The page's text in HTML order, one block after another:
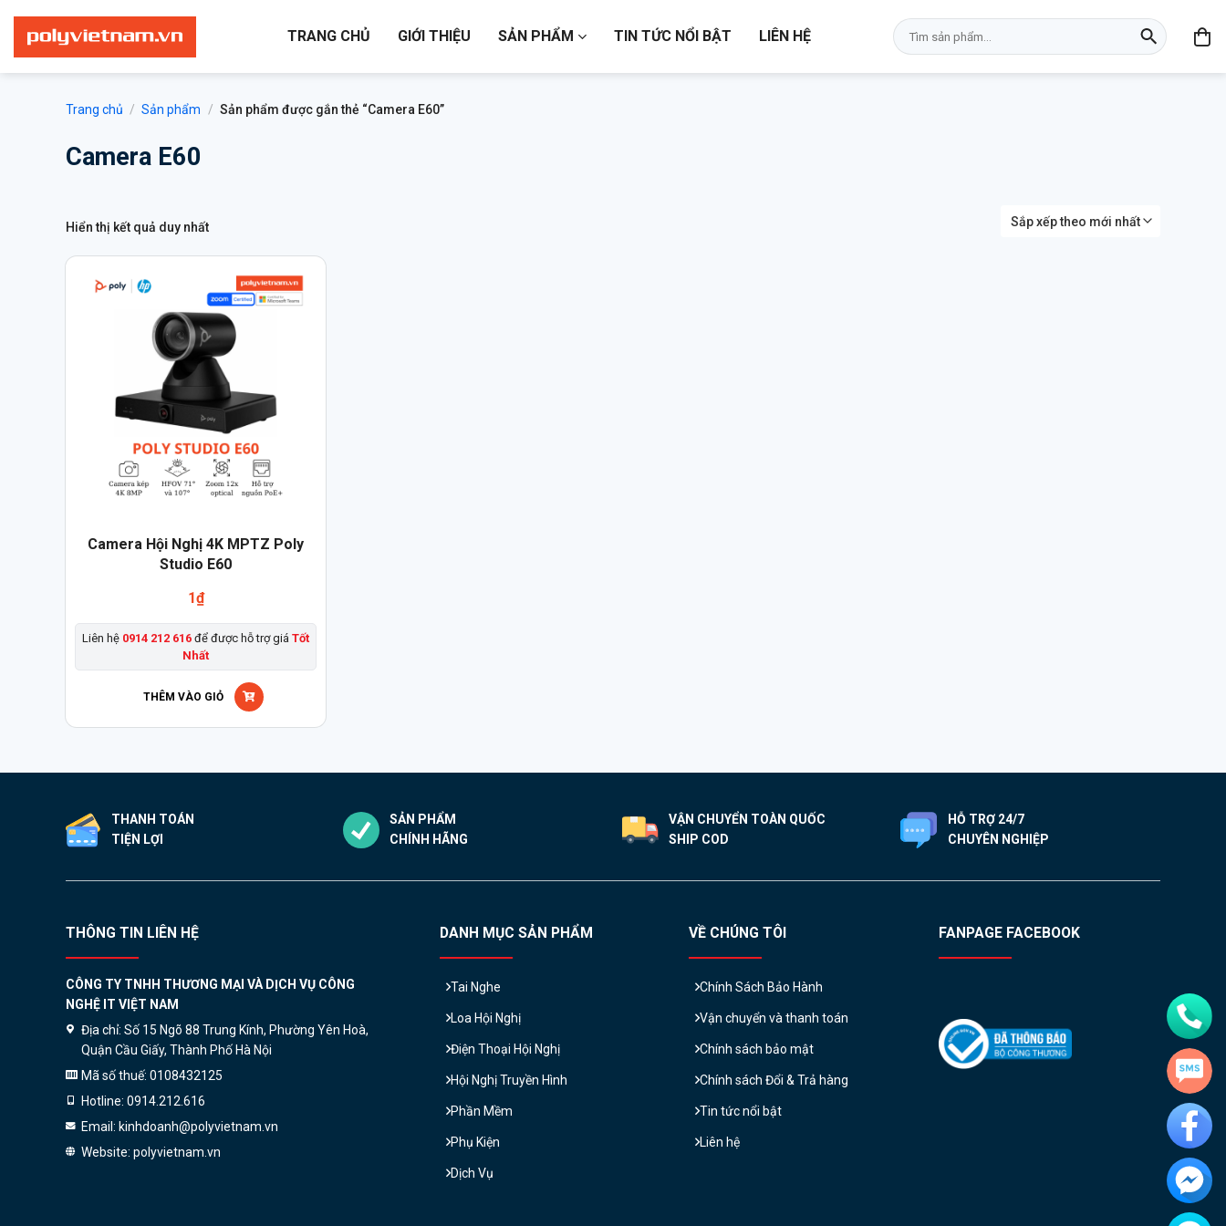
nội
dung
TRANG CHỦ GIỚI THIỆU SẢN PHẨM TIN TỨC NỔI BẬT LIÊN HỆ
Tìm
kiếm:
Trang chủ / Sản phẩm / Sản phẩm được gắn thẻ “Camera E60”
Camera E60
Hiển thị kết quả duy nhất
Camera Hội Nghị 4K MPTZ Poly
Studio E60
1₫
Liên hệ 0914 212 616 để được hỗ trợ giá Tốt
Nhất
THÊM VÀO GIỎ
THANH TOÁN
TIỆN LỢI
SẢN PHẨM
CHÍNH HÃNG
VẬN CHUYỂN TOÀN QUỐC
SHIP COD
HỖ TRỢ 24/7
CHUYÊN NGHIỆP
THÔNG TIN LIÊN HỆ
CÔNG TY TNHH THƯƠNG MẠI VÀ DỊCH VỤ CÔNG
NGHỆ IT VIỆT NAM
Địa chỉ: Số 15 Ngõ 88 Trung Kính, Phường Yên Hoà,
Quận Cầu Giấy, Thành Phố Hà Nội
Mã số thuế: 0108432125
Hotline: 0914.212.616
Email: kinhdoanh@polyvietnam.vn
Website: polyvietnam.vn
DANH MỤC SẢN PHẨM
Tai Nghe
Loa Hội Nghị
Điện Thoại Hội Nghị
Hội Nghị Truyền Hình
Phần Mềm
Phụ Kiện
Dịch Vụ
VỀ CHÚNG TÔI
Chính Sách Bảo Hành
Vận chuyển và thanh toán
Chính sách bảo mật
Chính sách Đổi & Trả hàng
Tin tức nổi bật
Liên hệ
FANPAGE FACEBOOK